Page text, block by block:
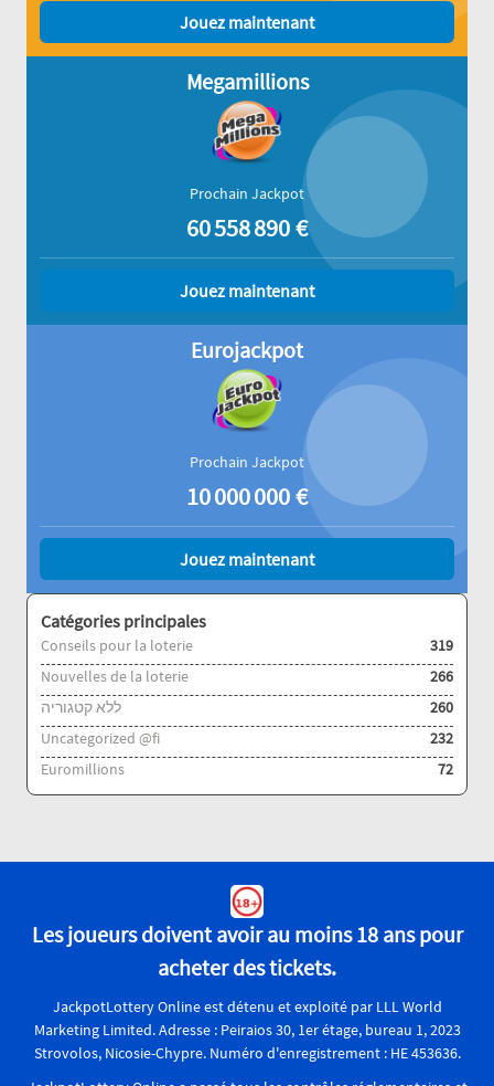
Jouez maintenant
Megamillions
Prochain Jackpot
60 558 890€
Jouez maintenant
Eurojackpot
Prochain Jackpot
10 000 000€
Jouez maintenant
Catégories principales
Conseils pour la loterie
319
Nouvelles de la loterie
266
ללא קטגוריה
260
Uncategorized @fi
232
Euromillions
72
Les joueurs doivent avoir au moins 18 ans pour
acheter des tickets.
JackpotLottery Online est détenu et exploité par LLL World
Marketing Limited. Adresse : Peiraios 30, 1er étage, bureau 1, 2023
Strovolos, Nicosie-Chypre. Numéro d'enregistrement : HE 453636.